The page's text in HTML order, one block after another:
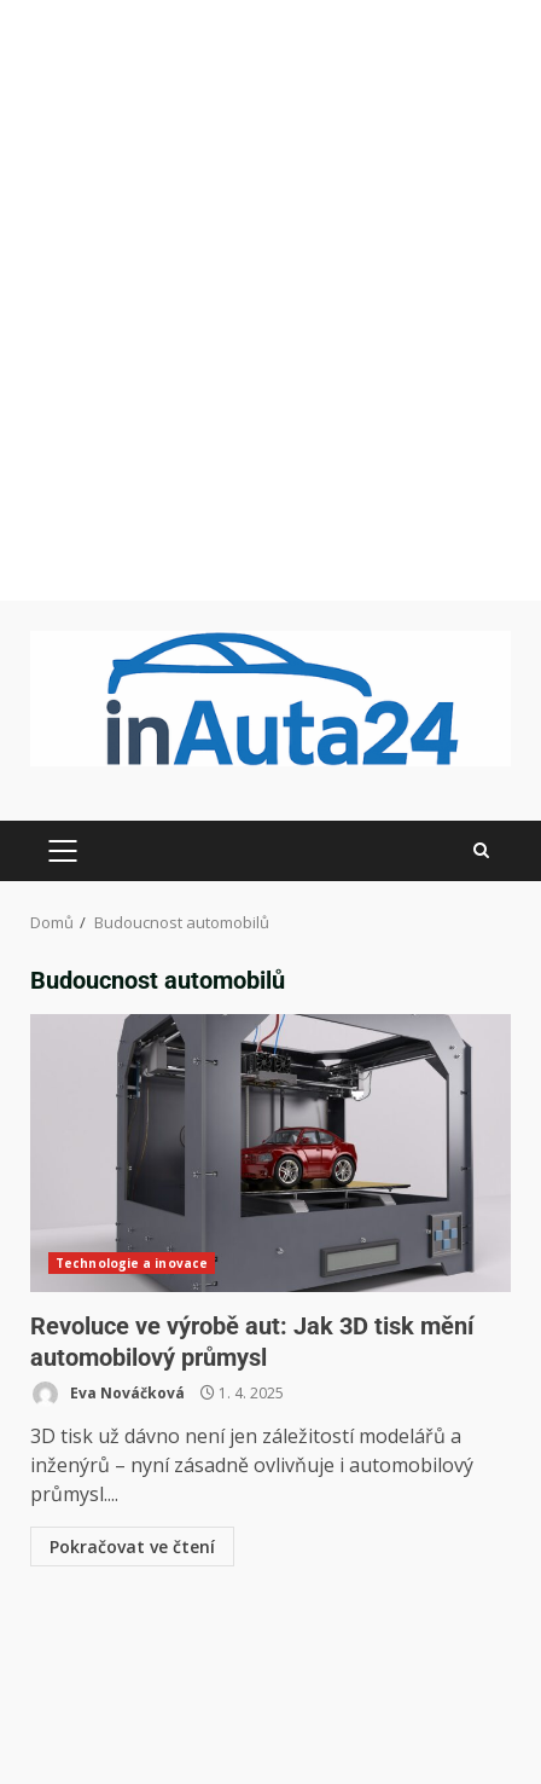
Domů Budoucnost automobilů
Budoucnost automobilů
Technologie a inovace
Revoluce ve výrobě aut: Jak 3D tisk mění
automobilový průmysl
Eva Nováčková 1. 4. 2025
3D tisk už dávno není jen záležitostí modelářů a
inženýrů – nyní zásadně ovlivňuje i automobilový
průmysl....
Pokračovat ve čtení